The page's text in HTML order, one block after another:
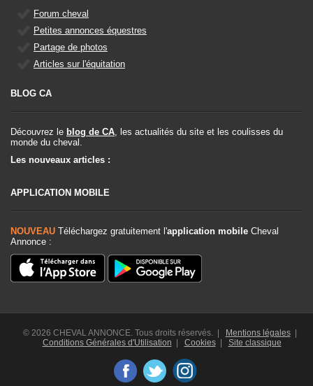
Forum cheval
Petites annonces équestres
Partage de photos
Articles sur l'équitation
BLOG CA
Découvrez le blog de CA, les actualités du site et les coulisses du
monde du cheval.
Les nouveaux articles :
APPLICATION MOBILE
NOUVEAU Téléchargez gratuitement l'application mobile Cheval
Annonce :
© 2026 CHEVAL ANNONCE. Tous droits réservés. | Mentions légales|
Conditions Générales d'Utilisation
Cookies| Site classique